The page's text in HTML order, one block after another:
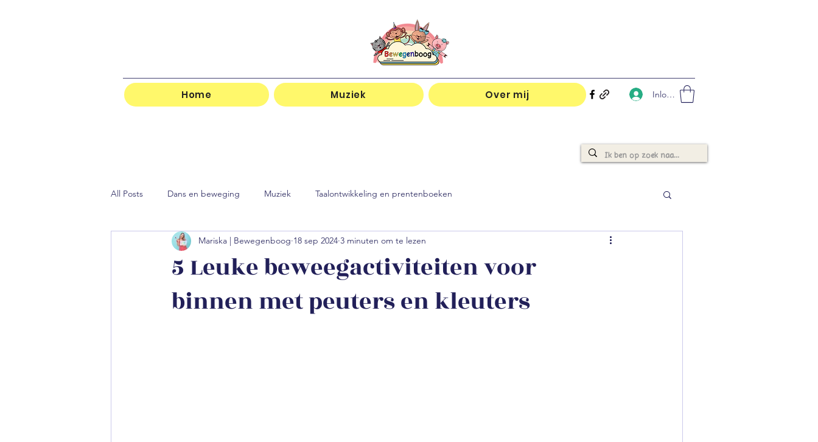
Home Muziek Over mij Inloggen
All Posts Dans en beweging Muziek Taalontwikkeling en prentenboeken
5 Leuke beweegactiviteiten voor
binnen met peuters en kleuters
Mariska | Bewegenboog 18 sep 2024 3 minuten om te lezen